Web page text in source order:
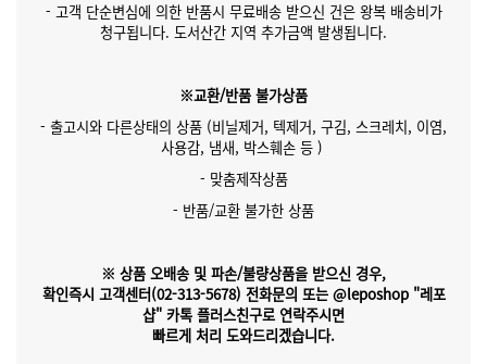
- 고객 단순변심에 의한 반품시 무료배송 받으신 건은 왕복 배송비가
청구됩니다. 도서산간 지역 추가금액 발생됩니다.
※교환/반품 불가상품
- 출고시와 다른상태의 상품 (비닐제거, 텍제거, 구김, 스크레치, 이염,
사용감, 냄새, 박스훼손 등 )
- 맞춤제작상품
- 반품/교환 불가한 상품
※ 상품 오배송 및 파손/불량상품을 받으신 경우,
확인즉시 고객센터(02-313-5678) 전화문의 또는 @leposhop "레포
샵" 카톡 플러스친구로 연락주시면
빠르게 처리 도와드리겠습니다.